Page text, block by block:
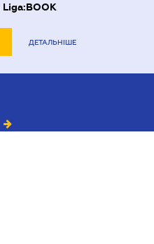
Liga:BOOK
ДЕТАЛЬНІШЕ